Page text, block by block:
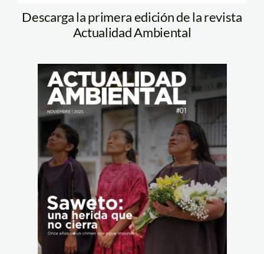
Descarga la primera edición de la revista
Actualidad Ambiental